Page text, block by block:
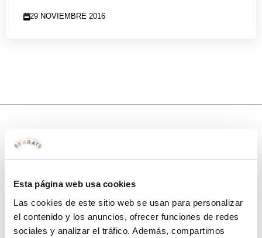
Esta página web usa cookies
Las cookies de este sitio web se usan para personalizar
el contenido y los anuncios, ofrecer funciones de redes
sociales y analizar el tráfico. Además, compartimos
29 NOVIEMBRE 2016
con tu primera compra.
Apúntatea nuestra newsletter para recibir nuestras ofertas
disfruta deun 10% de descuentoen tu primera compra.